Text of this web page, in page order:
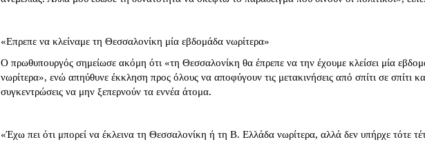
«Επρεπε να κλείναμε τη Θεσσαλονίκη μία εβδομάδα νωρίτερα»
Ο πρωθυπουργός σημείωσε ακόμη ότι «τη Θεσσαλονίκη θα έπρεπε να την έχουμε κλείσει μία
νωρίτερα», ενώ απηύθυνε έκκληση προς όλους να αποφύγουν τις μετακινήσεις από σπίτι σε σπίτι
συγκεντρώσεις να μην ξεπερνούν τα εννέα άτομα.
«Έχω πει ότι μπορεί να έκλεινα τη Θεσσαλονίκη ή τη Β. Ελλάδα νωρίτερα, αλλά δεν υπήρχε τότε